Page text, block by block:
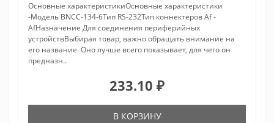
Основные характеристикиОсновные характеристики
-Модель BNCC-134-6Тип RS-232Тип коннектеров Af -
AfНазначение Для соединения периферийных
устройствВыбирая товар, важно обращать внимание на
его название. Оно лучше всего показывает, для чего он
предназн..
233.10 ₽
В КОРЗИНУ